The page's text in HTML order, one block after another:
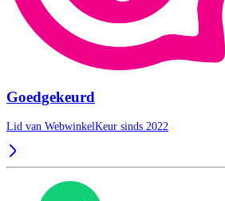
Goedgekeurd
Lid van WebwinkelKeur sinds 2022